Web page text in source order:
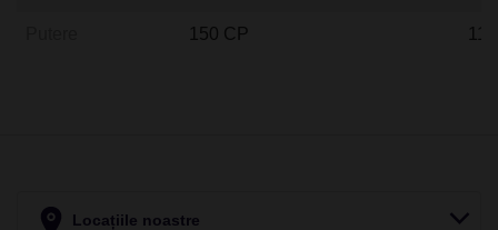
150 CP
Locațiile noastre